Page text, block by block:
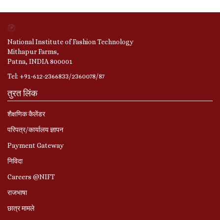
National Institute of Fashion Technology
Mithapur Farms,
Patna, INDIA 800001
Tel: +91-612-2366833/2360078/87
तुरत लिंक
शैक्षणिक कैलेंडर
परिपत्र/कार्यालय ज्ञापन
Payment Gateway
निविदा
Careers @NIFT
राजभाषा
छात्र मामले